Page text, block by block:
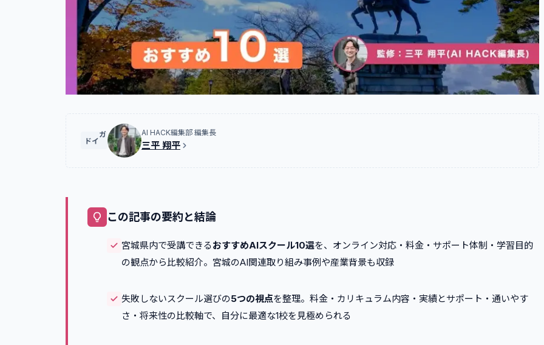
ガイド
AI HACK編集部 編集長
三平 翔平
この記事の要約と結論
宮城県内で受講できるおすすめAIスクール10選を、オンライン対応・料金・サポート体制・学習目的
の観点から比較紹介。宮城のAI関連取り組み事例や産業背景も収録
失敗しないスクール選びの5つの視点を整理。料金・カリキュラム内容・実績とサポート・通いやす
さ・将来性の比較軸で、自分に最適な1校を見極められる